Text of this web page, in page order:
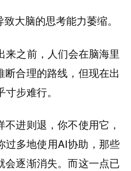
致大脑的思考能力萎缩。
来之前，人们会在脑海里
断合理的路线，但现在出
步难行。
进则退，你不使用它，
过多地使用AI协助，那些
会逐渐消失。而这一点已